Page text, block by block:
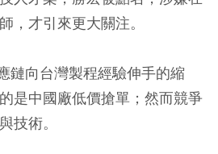
，才引來更大關注。
鏈向台灣製程經驗伸手的縮
是中國廠低價搶單；然而競爭
技術。